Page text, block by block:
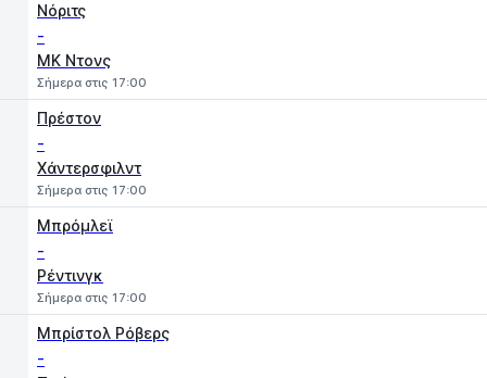
Νόριτς
-
MK Ντονς
Σήμερα στις 17:00
Πρέστον
-
Χάντερσφιλντ
Σήμερα στις 17:00
Μπρόμλεϊ
-
Ρέντινγκ
Σήμερα στις 17:00
Μπρίστολ Ρόβερς
-